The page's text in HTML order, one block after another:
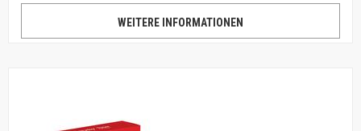
WEITERE INFORMATIONEN